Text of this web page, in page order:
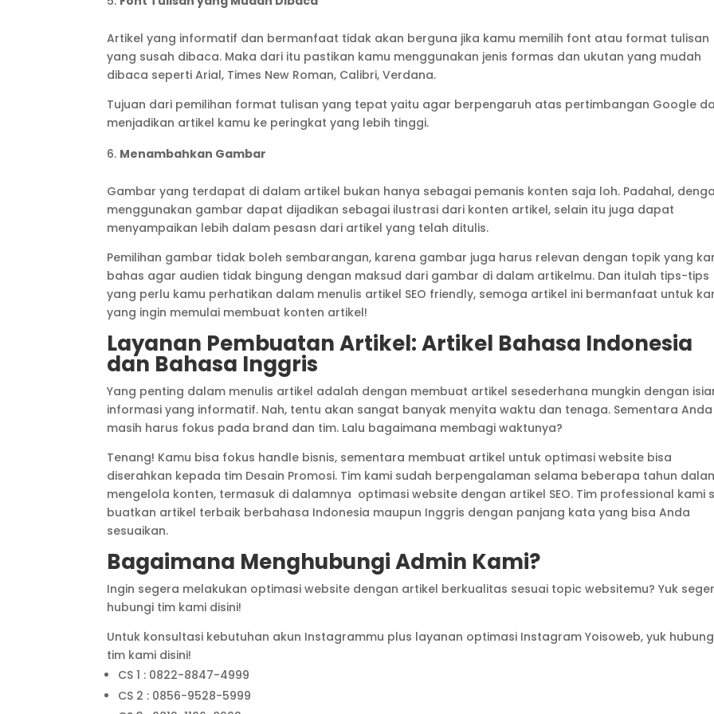
Artikel yang informatif dan bermanfaat tidak akan berguna jika kamu memilih font atau format tulisan
yang susah dibaca. Maka dari itu pastikan kamu menggunakan jenis formas dan ukutan yang mudah
dibaca seperti Arial, Times New Roman, Calibri, Verdana.
Tujuan dari pemilihan format tulisan yang tepat yaitu agar berpengaruh atas pertimbangan Google
menjadikan artikel kamu ke peringkat yang lebih tinggi.
Menambahkan Gambar
Gambar yang terdapat di dalam artikel bukan hanya sebagai pemanis konten saja loh. Padahal,
menggunakan gambar dapat dijadikan sebagai ilustrasi dari konten artikel, selain itu juga dapat
menyampaikan lebih dalam pesasn dari artikel yang telah ditulis.
Pemilihan gambar tidak boleh sembarangan, karena gambar juga harus relevan dengan topik yang
bahas agar audien tidak bingung dengan maksud dari gambar di dalam artikelmu. Dan itulah tips-tips
yang perlu kamu perhatikan dalam menulis artikel SEO friendly, semoga artikel ini bermanfaat untuk
yang ingin memulai membuat konten artikel!
Layanan Pembuatan Artikel: Artikel Bahasa Indonesia
dan Bahasa Inggris
Yang penting dalam menulis artikel adalah dengan membuat artikel sesederhana mungkin dengan
informasi yang informatif. Nah, tentu akan sangat banyak menyita waktu dan tenaga. Sementara Anda
masih harus fokus pada brand dan tim. Lalu bagaimana membagi waktunya?
Tenang! Kamu bisa fokus handle bisnis, sementara membuat artikel untuk optimasi website bisa
diserahkan kepada tim Desain Promosi. Tim kami sudah berpengalaman selama beberapa tahun
mengelola konten, termasuk di dalamnya optimasi website dengan artikel SEO. Tim professional kami
buatkan artikel terbaik berbahasa Indonesia maupun Inggris dengan panjang kata yang bisa Anda
sesuaikan.
Bagaimana Menghubungi Admin Kami?
Ingin segera melakukan optimasi website dengan artikel berkualitas sesuai topic websitemu? Yuk
hubungi tim kami disini!
Untuk konsultasi kebutuhan akun Instagrammu plus layanan optimasi Instagram Yoisoweb, yuk
tim kami disini!
CS 1 : 0822-8847-4999
CS 2 : 0856-9528-5999